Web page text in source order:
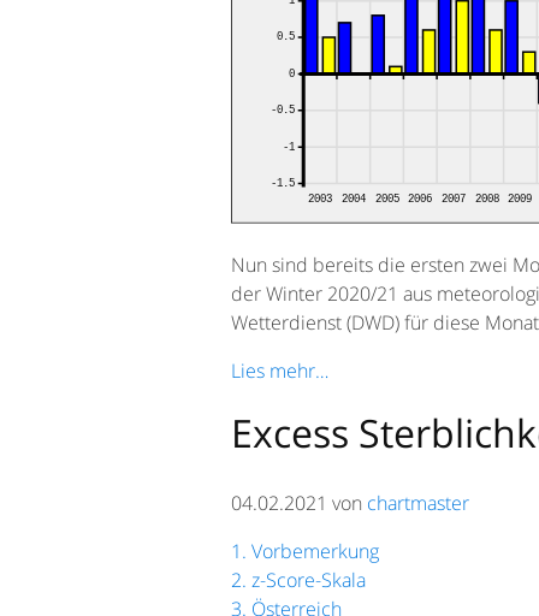
Nun sind bereits die ersten zwei
der Winter 2020/21 aus
Wetterdienst (DWD) für diese
Lies mehr…
Excess
04.02.2021 von chartmaster
1. Vorbemerkung
2. z-Score-Skala
3. Österreich